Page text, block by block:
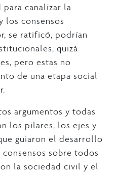
canalizar la
los consensos
se ratificó, podrían
quizá
pero estas no
de una etapa social
argumentos y todas
los pilares, los ejes y
guiaron el desarrollo
sobre todos
la sociedad civil y el